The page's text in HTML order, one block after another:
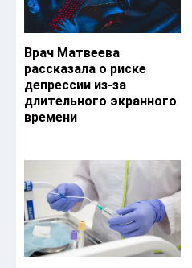
Врач Матвеева
рассказала о риске
депрессии из-за
длительного экранного
времени